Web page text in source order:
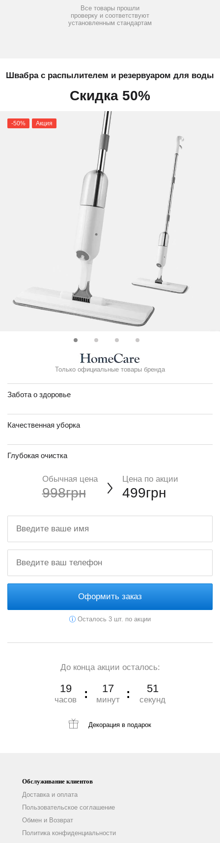
Все товары прошли
проверку и соответствуют
установленным стандартам
Швабра с распылителем и резервуаром для воды
Скидка 50%
-50% Акция
Только официальные товары бренда
Забота о здоровье
Качественная уборка
Глубокая очистка
Обычная цена
998грн
Цена по акции
499грн
Оформить заказ
Осталось 3 шт. по акции
До конца акции осталось:
19
часов
17
минут
50
секунд
Декорация в подарок
Обслуживание клиентов
Доставка и оплата
Пользовательское соглашение
Обмен и Возврат
Политика конфиденциальности